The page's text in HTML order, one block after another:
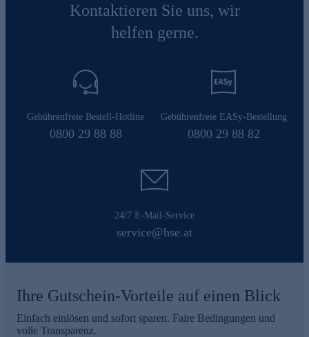
Kontaktieren Sie uns, wir
helfen gerne.
Gebührenfreie Bestell-Hotline
0800 29 88 88
Gebührenfreie EASy-Bestellung
0800 29 88 82
24/7 E-Mail-Service
service@hse.at
Ihre Gutschein-Vorteile auf einen Blick
Einfach einlösen und sofort sparen. Faire Bedingungen und
volle Transparenz.